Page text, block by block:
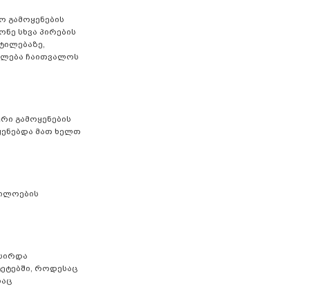
გამოყენების
სხვა პირების
ჩაითვალოს
გამოყენების
მათ ხელთ
როდესაც